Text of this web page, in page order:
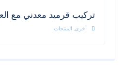
تركيب قرميد معدني مع
أخرى, المنتجات